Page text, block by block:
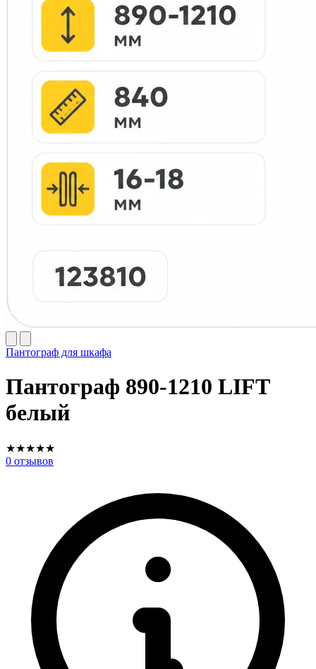
Пантограф для шкафа
Пантограф 890-1210 LIFT
белый
★★★★★
0 отзывов